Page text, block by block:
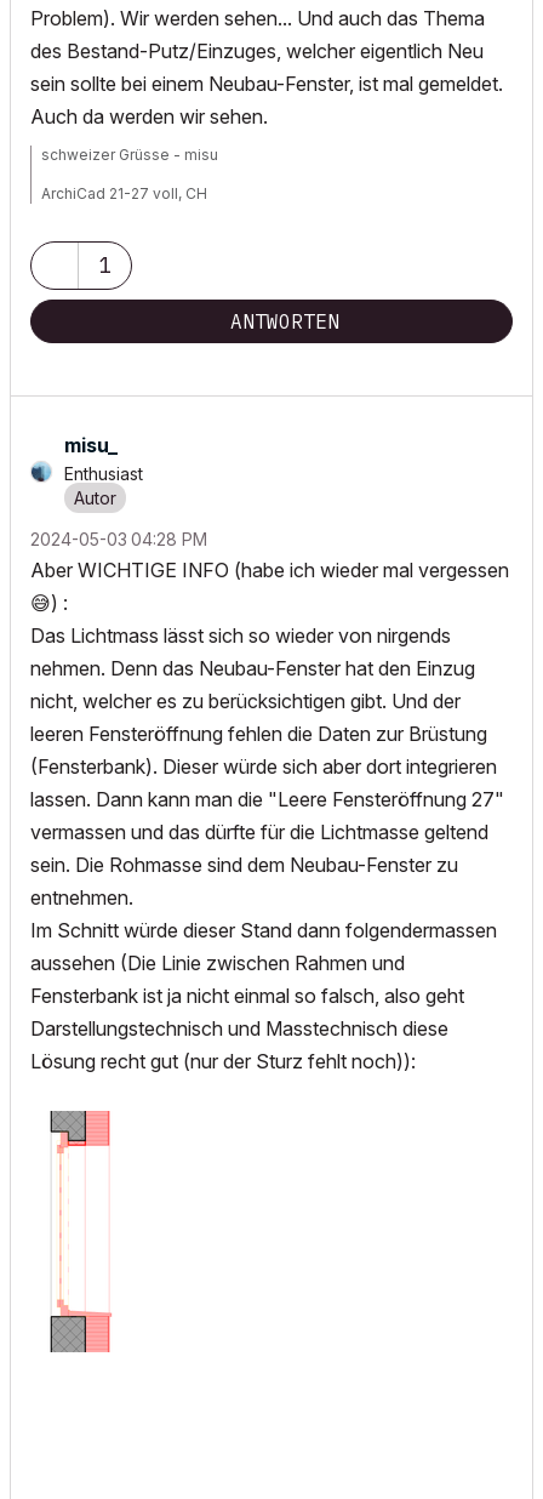
Problem). Wir werden sehen... Und auch das Thema
des Bestand-Putz/Einzuges, welcher eigentlich Neu
sein sollte bei einem Neubau-Fenster, ist mal gemeldet.
Auch da werden wir sehen.
schweizer Grüsse - misu
ArchiCad 21-27 voll, CH
1
ANTWORTEN
misu_
Enthusiast
‎2024-05-03 04:28 PM
Aber WICHTIGE INFO (habe ich wieder mal vergessen
😅) :
Das Lichtmass lässt sich so wieder von nirgends
nehmen. Denn das Neubau-Fenster hat den Einzug
nicht, welcher es zu berücksichtigen gibt. Und der
leeren Fensteröffnung fehlen die Daten zur Brüstung
(Fensterbank). Dieser würde sich aber dort integrieren
lassen. Dann kann man die "Leere Fensteröffnung 27"
vermassen und das dürfte für die Lichtmasse geltend
sein. Die Rohmasse sind dem Neubau-Fenster zu
entnehmen.
Im Schnitt würde dieser Stand dann folgendermassen
aussehen (Die Linie zwischen Rahmen und
Fensterbank ist ja nicht einmal so falsch, also geht
Darstellungstechnisch und Masstechnisch diese
Lösung recht gut (nur der Sturz fehlt noch)):